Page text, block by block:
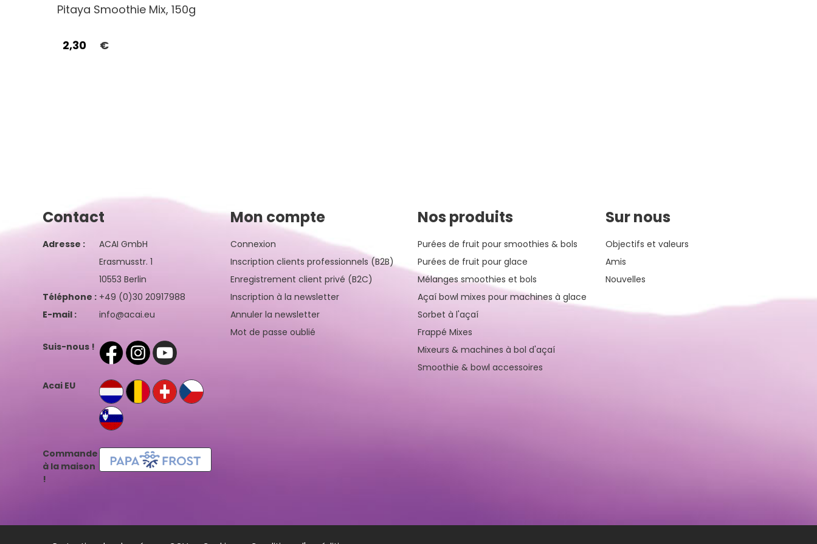
Pitaya Smoothie Mix, 150g
2,30 €
Contact
Adresse :
ACAI GmbH
Erasmusstr. 1
10553 Berlin
Téléphone : +49 (0)30 20917988
E-mail :
info@acai.eu
Suis-nous !
Acai EU
Commande
à la maison
!
Mon compte
Connexion
Inscription clients professionnels (B2B)
Enregistrement client privé (B2C)
Inscription à la newsletter
Annuler la newsletter
Mot de passe oublié
Nos produits
Purées de fruit pour smoothies & bols
Purées de fruit pour glace
Mélanges smoothies et bols
Açaí bowl mixes pour machines à glace
Sorbet à l'açaí
Frappé Mixes
Mixeurs & machines à bol d'açaí
Smoothie & bowl accessoires
Sur nous
Objectifs et valeurs
Amis
Nouvelles